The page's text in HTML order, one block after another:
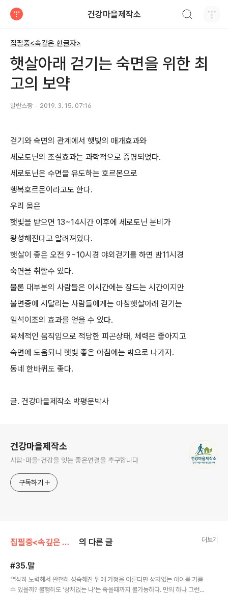
건강마을제작소
집필중<속깊은 한글자>
햇살아래 걷기는 숙면을 위한 최
고의 보약
발란스짱 2019. 3. 15. 07:16
걷기와 숙면의 관계에서 햇빛의 매개효과와
세로토닌의 조절효과는 과학적으로 증명되었다.
세로토닌은 수면을 유도하는 호르몬으로
행복호르몬이라고도 한다.
우리 몸은
햇빛을 받으면 13~14시간 이후에 세로토닌 분비가
왕성해진다고 알려져있다.
햇살이 좋은 오전 9~10시경 야외걷기를 하면 밤11시경
숙면을 취할수 있다.
물론 대부분의 사람들은 이시간에는 잠드는 시간이지만
불면증에 시달리는 사람들에게는 아침햇살아래 걷기는
일석이조의 효과를 얻을 수 있다.
육체적인 움직임으로 적당한 피곤상태, 체력은 좋아지고
숙면에 도움되니 햇빛 좋은 아침에는 밖으로 나가자.
동네 한바퀴도 좋다.
글. 건강마을제작소 박평문박사
건강마을제작소
사람-마을-건강을 잇는 좋은연결을 추구합니다
구독하기
집필중<속깊은 한글자> 의 다른 글 더보기
#35.말
열심히 노력해서 완전히 성숙해진 뒤에 가정을 이룬다면 상처없는 아이를 기를
수 있을까? 불행히도 '상처없는 나'는 죽을때까지 불가능하다. 만의 하나 그런